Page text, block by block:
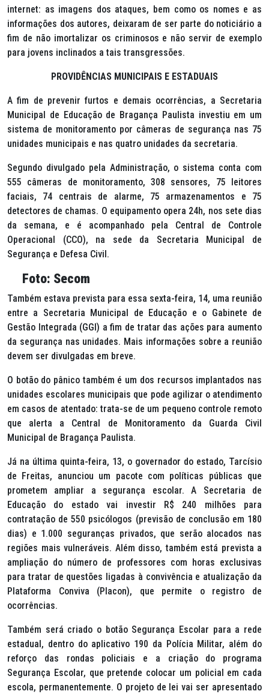
internet: as imagens dos ataques, bem como os nomes e as
informações dos autores, deixaram de ser parte do noticiário a
fim de não imortalizar os criminosos e não servir de exemplo
para jovens inclinados a tais transgressões.
PROVIDÊNCIAS MUNICIPAIS E ESTADUAIS
A fim de prevenir furtos e demais ocorrências, a Secretaria
Municipal de Educação de Bragança Paulista investiu em um
sistema de monitoramento por câmeras de segurança nas 75
unidades municipais e nas quatro unidades da secretaria.
Segundo divulgado pela Administração, o sistema conta com
555 câmeras de monitoramento, 308 sensores, 75 leitores
faciais, 74 centrais de alarme, 75 armazenamentos e 75
detectores de chamas. O equipamento opera 24h, nos sete dias
da semana, e é acompanhado pela Central de Controle
Operacional (CCO), na sede da Secretaria Municipal de
Segurança e Defesa Civil.
Foto: Secom
Também estava prevista para essa sexta-feira, 14, uma reunião
entre a Secretaria Municipal de Educação e o Gabinete de
Gestão Integrada (GGI) a fim de tratar das ações para aumento
da segurança nas unidades. Mais informações sobre a reunião
devem ser divulgadas em breve.
O botão do pânico também é um dos recursos implantados nas
unidades escolares municipais que pode agilizar o atendimento
em casos de atentado: trata-se de um pequeno controle remoto
que alerta a Central de Monitoramento da Guarda Civil
Municipal de Bragança Paulista.
Já na última quinta-feira, 13, o governador do estado, Tarcísio
de Freitas, anunciou um pacote com políticas públicas que
prometem ampliar a segurança escolar. A Secretaria de
Educação do estado vai investir R$ 240 milhões para
contratação de 550 psicólogos (previsão de conclusão em 180
dias) e 1.000 seguranças privados, que serão alocados nas
regiões mais vulneráveis. Além disso, também está prevista a
ampliação do número de professores com horas exclusivas
para tratar de questões ligadas à convivência e atualização da
Plataforma Conviva (Placon), que permite o registro de
ocorrências.
Também será criado o botão Segurança Escolar para a rede
estadual, dentro do aplicativo 190 da Polícia Militar, além do
reforço das rondas policiais e a criação do programa
Segurança Escolar, que pretende colocar um policial em cada
escola, permanentemente. O projeto de lei vai ser apresentado